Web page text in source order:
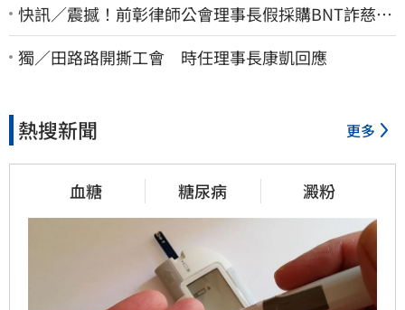
快訊／震撼！前彰律師公會理事長假採購BNT詐慈濟
10億、洗錢囤232kg黃金
獨／田路路開撕工會 時任理事長康凱回應
熱搜新聞 更多
血糖 糖尿病 澱粉